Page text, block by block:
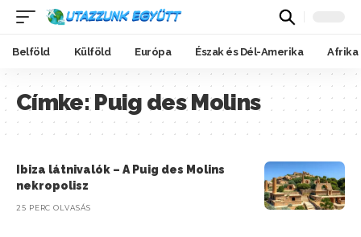
Belföld Külföld Európa Észak és Dél-Amerika Afrika
Címke:Puig des Molins
Ibiza látnivalók – A Puig des Molins
nekropolisz
25 PERC OLVASÁS